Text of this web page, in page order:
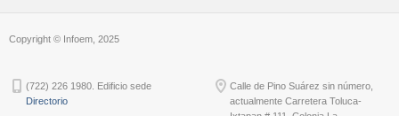
Copyright © Infoem, 2025
(722) 226 1980. Edificio sede
Directorio
Calle de Pino Suárez sin número,
actualmente Carretera Toluca-